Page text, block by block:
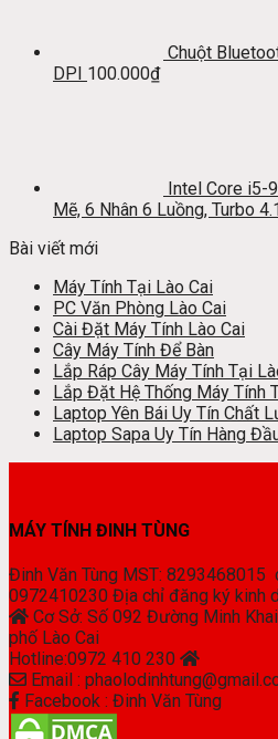
Chuột
DPI 100.000₫
Intel Core i5-
Mẽ, 6 Nhân 6 Luồng, Turbo
Bài viết mới
Máy Tính Tại Lào Cai
PC Văn Phòng Lào Cai
Cài Đặt Máy Tính Lào Cai
Cây Máy Tính Để Bàn
Lắp Ráp Cây Máy Tính Tại
Lắp Đặt Hệ Thống Máy Tính
Laptop Yên Bái Uy Tín Chất
Laptop Sapa Uy Tín Hàng
MÁY TÍNH ĐINH TÙNG
Đinh Văn Tùng MST:
0972410230 Địa chỉ đăng ký kinh
Cơ Sở: Số 092 Đường Minh
phố Lào Cai
Hotline:0972 410 230
Email :
Facebook : Đinh Văn Tùng